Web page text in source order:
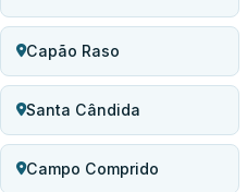
Capão Raso
Santa Cândida
Campo Comprido